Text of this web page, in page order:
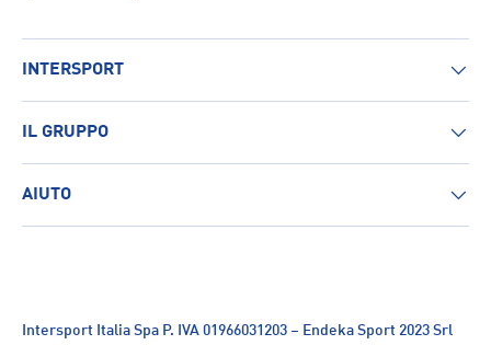
INTERSPORT
IL GRUPPO
AIUTO
Intersport Italia Spa P. IVA 01966031203 – Endeka Sport 2023 Srl